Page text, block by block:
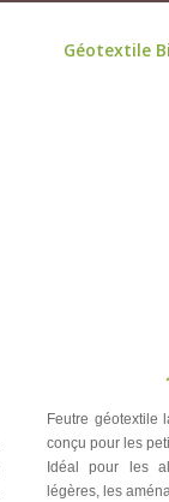
Géotextile
Feutre géotextile
conçu pour les
Idéal pour les
légères, les